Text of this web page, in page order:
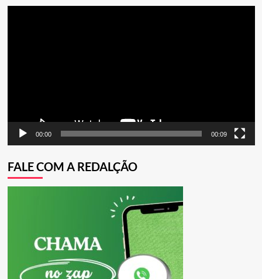
00:00 00:09
FALE COM A REDALÇÃO